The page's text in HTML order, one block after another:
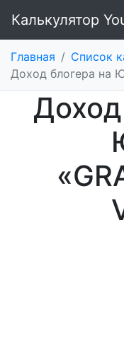
Калькулятор
Главная / Список
Доход блогера на